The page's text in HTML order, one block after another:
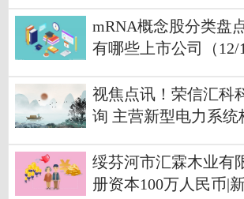
mRNA概念股分类盘
有哪些上市公司（12/
视焦点讯！荣信汇科
询 主营新型电力系统
绥芬河市汇霖木业有
册资本100万人民币|